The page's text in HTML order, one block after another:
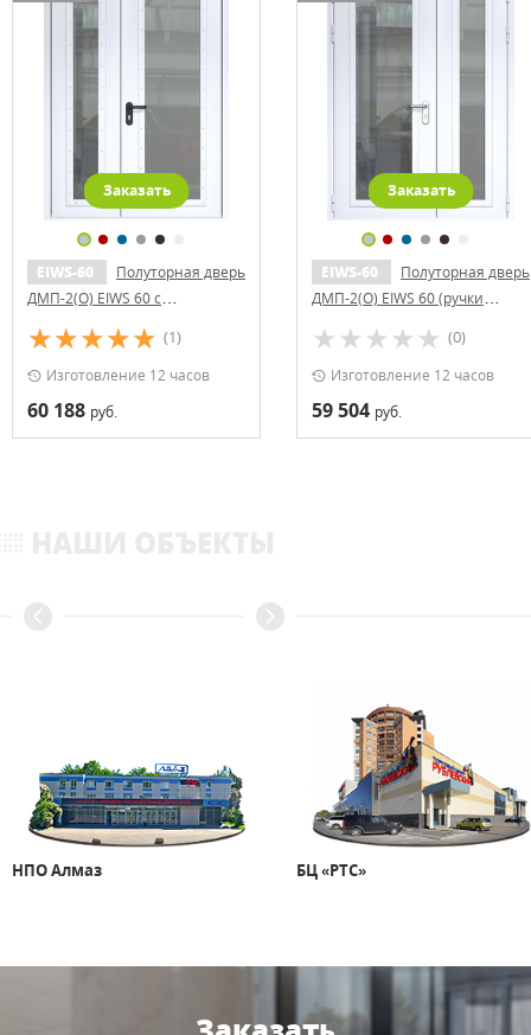
Заказать
EIWS-60
Полуторная дверь
ДМП-2(О) EIWS 60 с
доводчиком
(1)
Изготовление 12 часов
60 188 руб.
Заказать
EIWS-60
Полуторная дверь
ДМП-2(О) EIWS 60 (ручки
(0)
Изготовление 12 часов
59 504 руб.
НПО Алмаз БЦ «РТС»